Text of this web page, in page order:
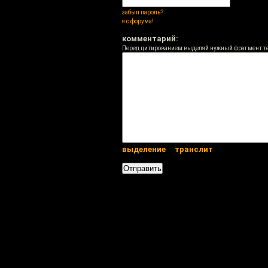
забыл пароль?
я с форума!
комментарий:
Перед цитированием выделяй нужный фрагмент
выделение транслит